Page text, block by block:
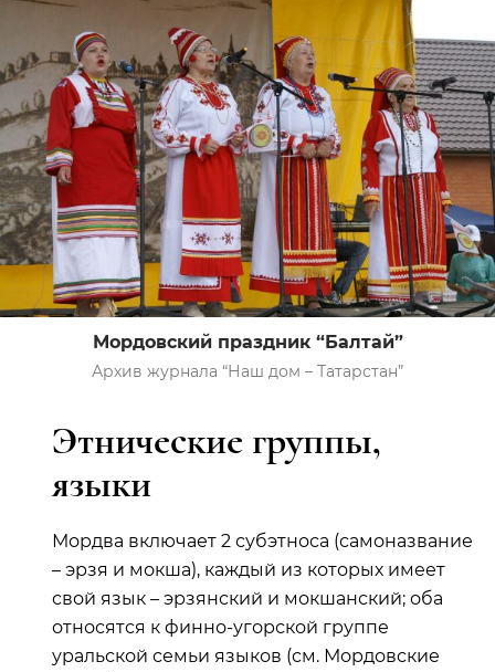
Мордовский праздник “Балтай”
Архив журнала “Наш дом – Татарстан”
Этнические группы,
языки
Мордва включает 2 субэтноса (самоназвание
– эрзя и мокша), каждый из которых имеет
свой язык – эрзянский и мокшанский; оба
относятся к финно-угорской группе
уральской семьи языков (см. Мордовские